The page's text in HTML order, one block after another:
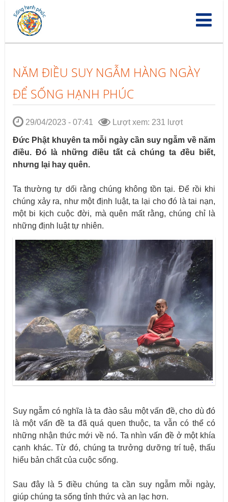
dung
NĂM ĐIỀU SUY NGẪM HÀNG NGÀY
ĐỂ SỐNG HẠNH PHÚC
29/04/2023 - 07:41 Lượt xem: 231 lượt
Đức Phật khuyên ta mỗi ngày cần suy ngẫm về năm
điều. Đó là những điều tất cả chúng ta đều biết,
nhưng lại hay quên.
Ta thường tự dối rằng chúng không tồn tại. Để rồi khi
chúng xảy ra, như một định luật, ta lại cho đó là tai nạn,
một bi kịch cuộc đời, mà quên mất rằng, chúng chỉ là
những định luật tự nhiên.
Suy ngẫm có nghĩa là ta đào sâu một vấn đề, cho dù đó
là một vấn đề ta đã quá quen thuộc, ta vẫn có thể có
những nhận thức mới về nó. Ta nhìn vấn đề ở một khía
cạnh khác. Từ đó, chúng ta trưởng dưỡng trí tuệ, thấu
hiểu bản chất của cuộc sống.
Sau đây là 5 điều chúng ta cần suy ngẫm mỗi ngày,
giúp chúng ta sống tỉnh thức và an lạc hơn.